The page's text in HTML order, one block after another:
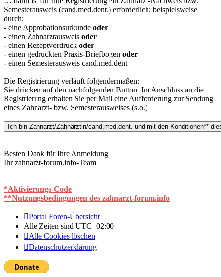
Semesterausweis (cand.med.dent.) erforderlich; beispielsweise
durch:
- eine Approbationsurkunde oder
- einen Zahnarztausweis oder
- einen Rezeptvordruck oder
- einen gedruckten Praxis-Briefbogen oder
- einen Semesterausweis cand.med.dent
Die Registrierung verläuft folgendermaßen:
Sie drücken auf den nachfolgenden Button. Im Anschluss an die
Registrierung erhalten Sie per Mail eine Aufforderung zur Sendung
eines Zahnarzt- bzw. Semesterausweises (s.o.)
Besten Dank für Ihre Anmeldung
Ihr zahnarzt-forum.info-Team
*Aktivierungs-Code
**Nutzungsbedingungen des zahnarzt-forum.info
Portal Foren-Übersicht
Alle Zeiten sind UTC+02:00
Alle Cookies löschen
Datenschutzerklärung